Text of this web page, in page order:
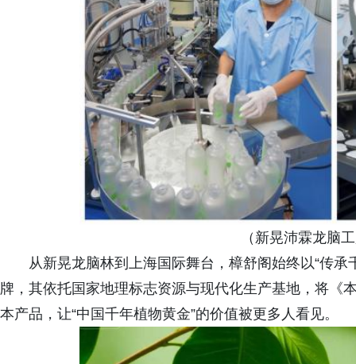
（新晃沛霖龙脑
从新晃龙脑林到上海国际舞台，樟舒阁始终以“传
牌，其依托国家地理标志资源与现代化生产基地，将《
本产品，让“中国千年植物黄金”的价值被更多人看见。